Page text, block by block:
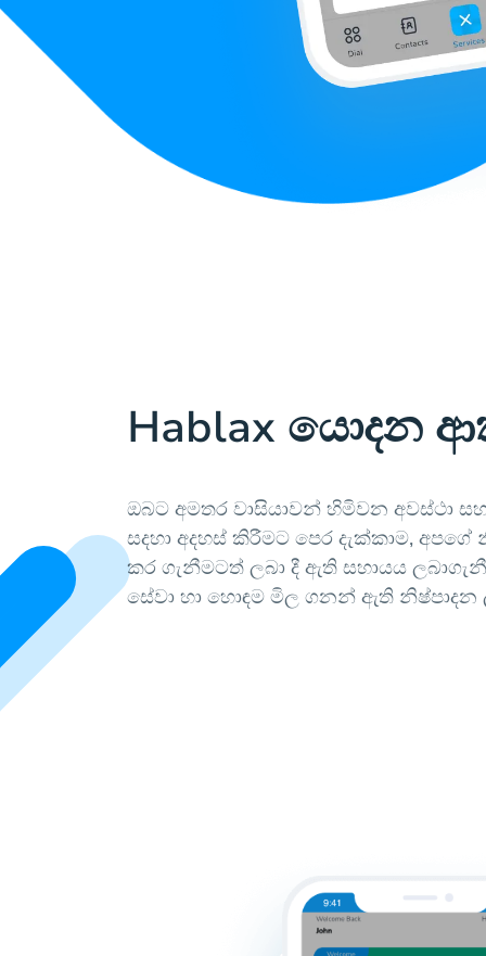
Hablax යොදන
ඔබට අමතර වාසියාවන් හිමිවන අවස්ථා
සදහා අදහස් කිරීමට පෙර දැක්කාම,
කර ගැනීමටත් ලබා දී ඇති සහායය
සේවා හා හොඳම මිල ගනන් ඇති නිෂ්පාදන